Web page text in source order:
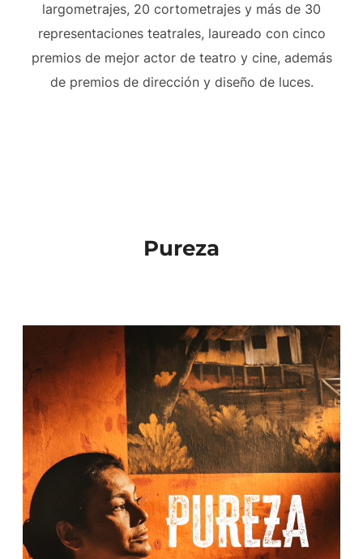
largometrajes, 20 cortometrajes y más de 30
representaciones teatrales, laureado con cinco
premios de mejor actor de teatro y cine, además
de premios de dirección y diseño de luces.
Pureza